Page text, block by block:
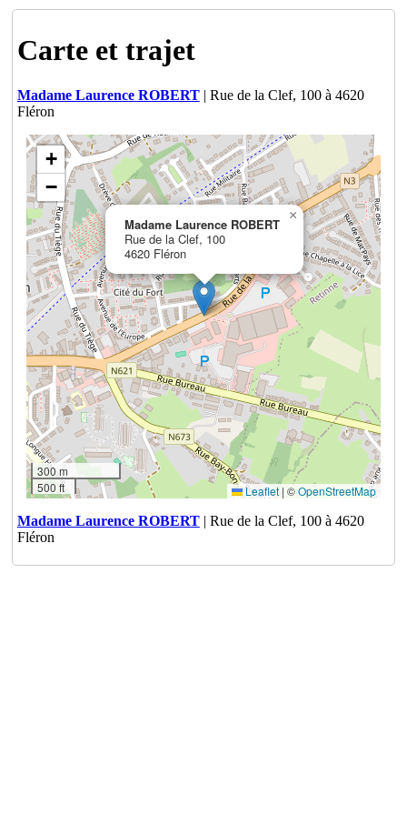
Carte et trajet
Madame Laurence ROBERT| Rue de la Clef, 100 à 4620
Fléron
Madame Laurence ROBERT
Rue de la Clef, 100
4620 Fléron
×
+
−
300 m
500 ft
Leaflet | ©OpenStreetMap
Madame Laurence ROBERT| Rue de la Clef, 100 à 4620
Fléron